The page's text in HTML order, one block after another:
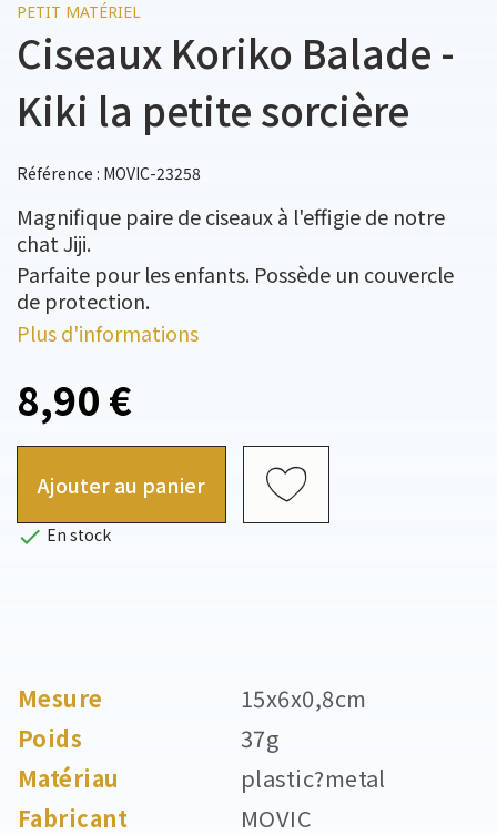
PETIT MATÉRIEL
Ciseaux Koriko Balade -
Kiki la petite sorcière
Référence : MOVIC-23258
Magnifique paire de ciseaux à l'effigie de notre
chat Jiji.
Parfaite pour les enfants. Possède un couvercle
de protection.
Plus d'informations
8,90 €
Ajouter au panier
 En stock
Mesure
15x6x0,8cm
Poids
37g
Matériau
plastic?metal
Fabricant
MOVIC